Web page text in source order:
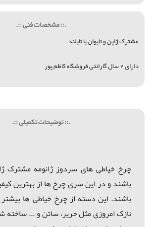
.:: مشخصات فنی ::.
مشترک ژاپن و تایوان یا تایلند
دارای 2 سال گارانتی فروشگاه كاظم پور
.:: توضیحات تکمیلی ::.
چرخ خیاطی های سردوز ژانومه مشترک
باشند و در این سری چرخ ها از بهترین
باشند. این دسته از چرخ خیاطی ها
نازک امروزی مثل حریر، ساتن و ... ساخته